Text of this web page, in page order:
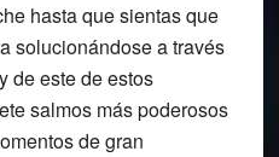
hasta que sientas que
solucionándose a través
de este de estos
salmos más poderosos
de gran